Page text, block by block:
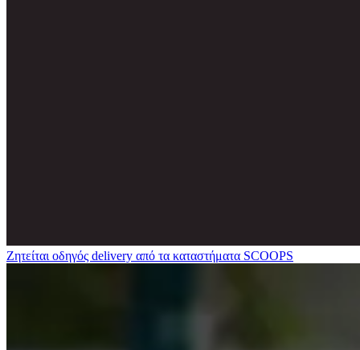
Ζητείται οδηγός delivery από τα καταστήματα SCOOPS